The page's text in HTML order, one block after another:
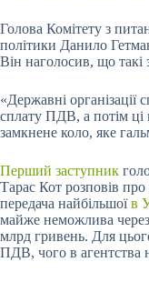
Голова Комітету з
політики Данило
Він наголосив, що
«Державні
сплату ПДВ, а потім
замкнене коло, яке
Перший заступник
Тарас Кот розповів
передача найбільшоїв
майже неможлива через
млрд гривень. Для
ПДВ, чого в агентства